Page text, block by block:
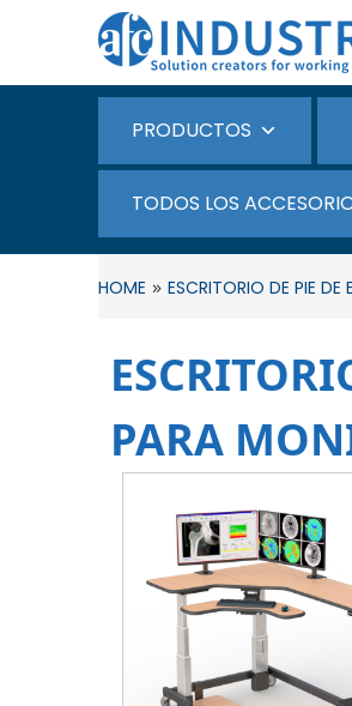
PRODUCTOS
TODOS LOS
HOME » ESCRITORIO DE PIE
PARA